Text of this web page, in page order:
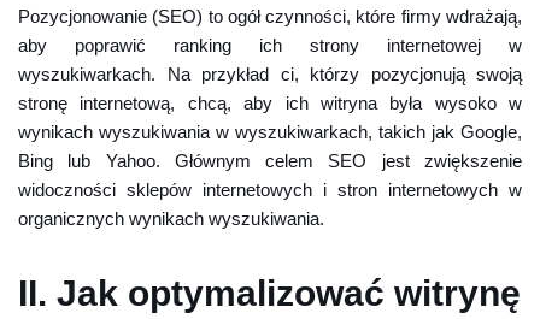
Pozycjonowanie (SEO) to ogół czynności, które firmy wdrażają,
aby poprawić ranking ich strony internetowej w
wyszukiwarkach. Na przykład ci, którzy pozycjonują swoją
stronę internetową, chcą, aby ich witryna była wysoko w
wynikach wyszukiwania w wyszukiwarkach, takich jak Google,
Bing lub Yahoo. Głównym celem SEO jest zwiększenie
widoczności sklepów internetowych i stron internetowych w
organicznych wynikach wyszukiwania.
II. Jak optymalizować witrynę